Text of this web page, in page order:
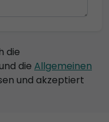
die
die Allgemeinen
und akzeptiert